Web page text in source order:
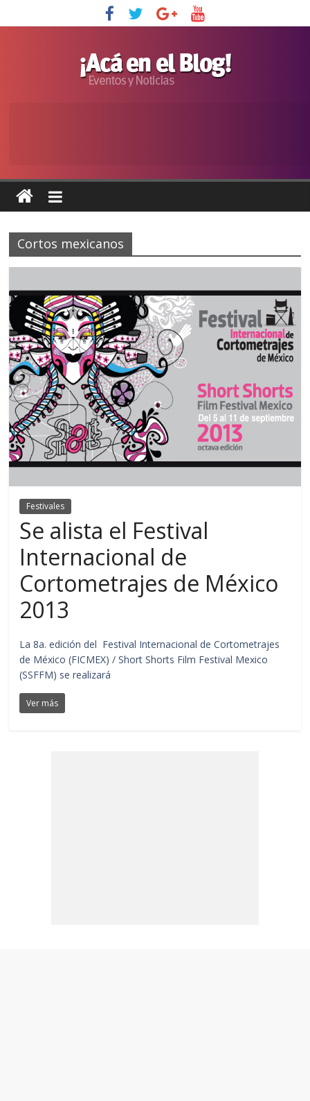
Cortos mexicanos
Festivales
Se alista el Festival
Internacional de
Cortometrajes de México
2013
La 8a. edición del Festival Internacional de Cortometrajes
de México (FICMEX) / Short Shorts Film Festival Mexico
(SSFFM) se realizará
Ver más